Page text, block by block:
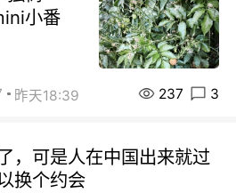
小番
昨天18:39 237 3
，可是人在中国出来就过
换个约会